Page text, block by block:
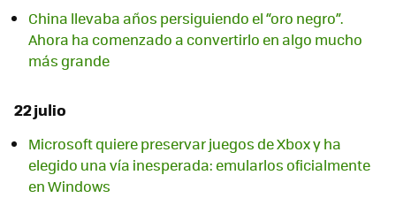
China llevaba años persiguiendo el “oro negro”.
Ahora ha comenzado a convertirlo en algo mucho
más grande
22 julio
Microsoft quiere preservar juegos de Xbox y ha
elegido una vía inesperada: emularlos oficialmente
en Windows